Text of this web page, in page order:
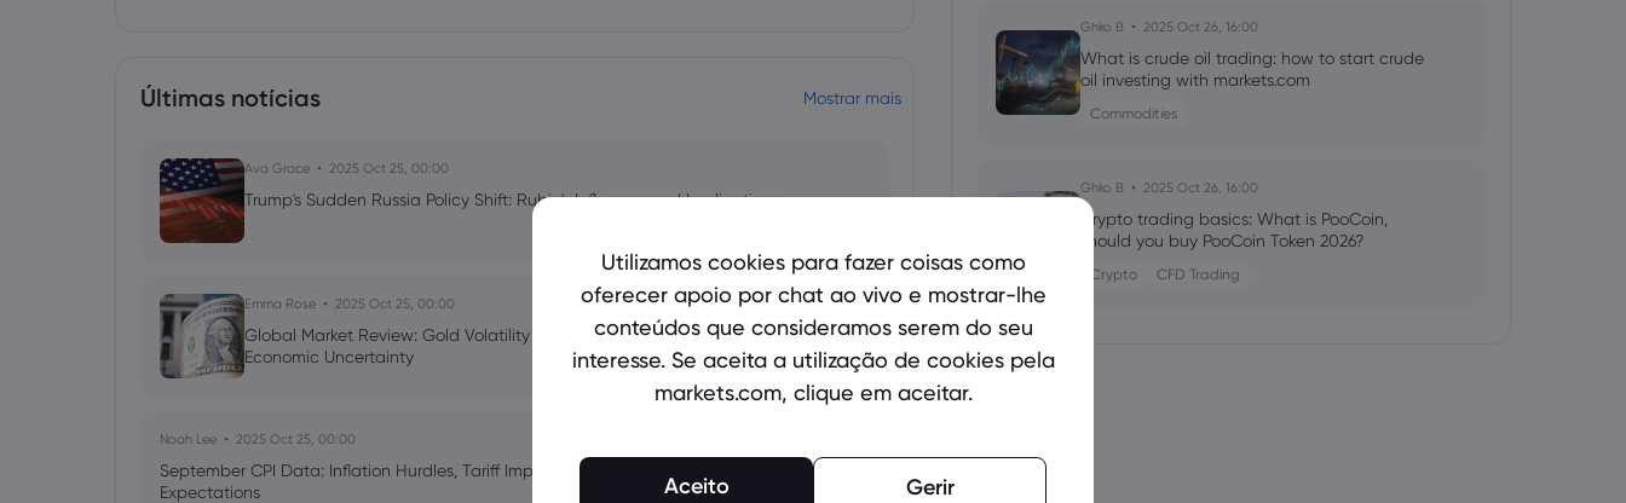
Últimas notícias Mostrar mais
Ava Grace 2025 Oct 25, 00:00
Trump's Sudden Russia Policy Shift: Rubio's Influence and Implications
Emma Rose 2025 Oct 25, 00:00
Global Market Review: Gold Volatility and Tech Stock Surge Amidst
Economic Uncertainty
Noah Lee 2025 Oct 25, 00:00
September CPI Data: Inflation Hurdles, Tariff Impacts, and Fed Rate Cut
Expectations
Ghko B 2025 Oct 26, 16:00
What is crude oil trading: how to start crude
oil investing with markets.com
Commodities
Ghko B 2025 Oct 26, 16:00
Crypto trading basics: What is PooCoin,
should you buy PooCoin Token 2026?
Crypto CFD Trading
Utilizamos cookies para fazer coisas como
oferecer apoio por chat ao vivo e mostrar-lhe
conteúdos que consideramos serem do seu
interesse. Se aceita a utilização de cookies pela
markets.com, clique em aceitar.
Aceito Gerir